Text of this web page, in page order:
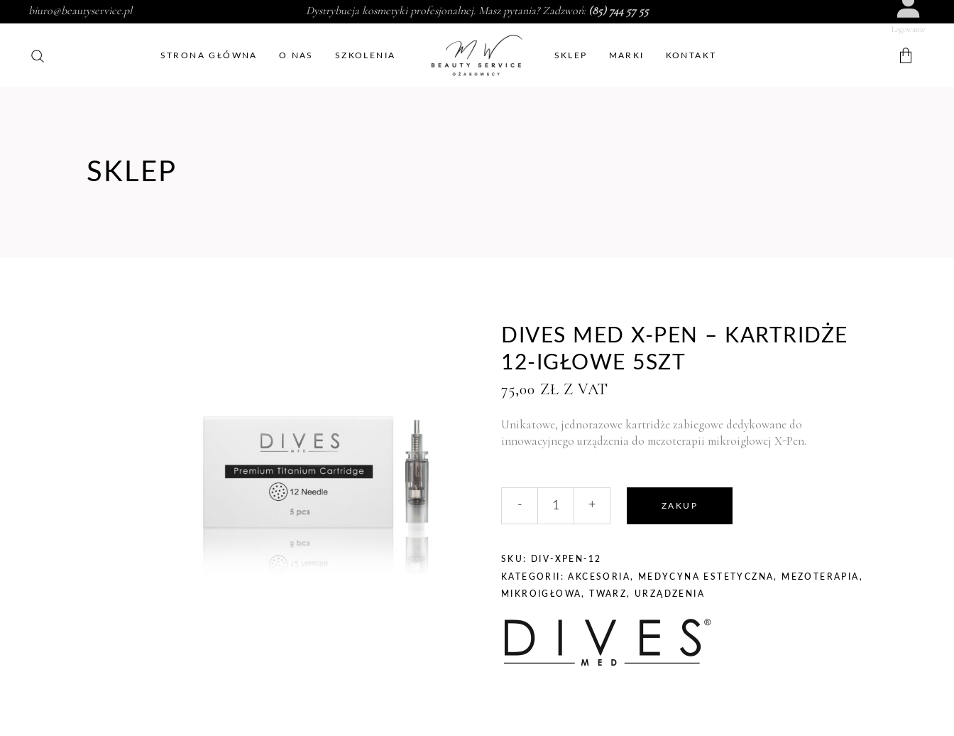
biuro@beautyservice.pl Dystrybucja kosmetyki profesjonalnej. Masz pytania? Zadzwoń: (85) 744 57 55
Logowanie
STRONA GŁÓWNA O NAS SZKOLENIA SKLEP MARKI KONTAKT
SKLEP
DIVES MED X-PEN – KARTRIDŻE
12-IGŁOWE 5SZT
75,00 ZŁ Z VAT
Unikatowe, jednorazowe kartridże zabiegowe dedykowane do
innowacyjnego urządzenia do mezoterapii mikroigłowej X-Pen.
MED
PEN
-
kartridże
igłowe
- + ZAKUP
SKU: DIV-XPEN-12
KATEGORII:AKCESORIA, MEDYCYNA ESTETYCZNA, MEZOTERAPIA ,
MIKROIGŁOWA, TWARZ, URZĄDZENIA